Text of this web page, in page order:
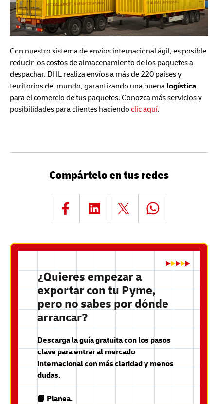
Con nuestro sistema de envíos internacional ágil, es posible
reducir los costos de almacenamiento de los paquetes a
despachar. DHL realiza envíos a más de 220 países y
territorios del mundo, garantizando una buena logística
para el comercio de tus paquetes. Conozca más servicios y
posibilidades para clientes haciendo clic aquí.
Compártelo en tus redes
¿Quieres empezar a
exportar con tu Pyme,
pero no sabes por dónde
arrancar?
Descarga la guía gratuita con los pasos
clave para entrar al mercado
internacional con más claridad y menos
dudas.
📘 Planea.